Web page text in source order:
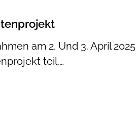
am 2. Und 3. April 2025
teil.…